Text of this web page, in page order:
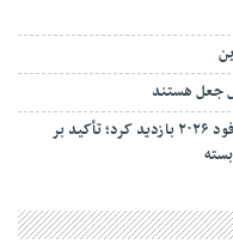
جعل هستند
معاون اقتصادی استانداری تهران از ایران آگروفود ۲۰۲۶ بازدید کرد؛ تأکید بر